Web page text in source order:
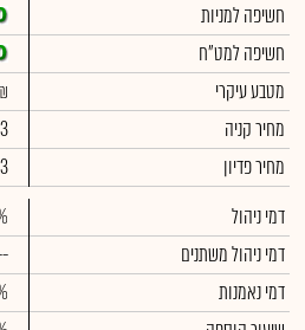
חשיפה למניות
חשיפה למט"ח
מטבע עיקרי
מחיר קניה
מחיר פדיון
דמי ניהול
דמי ניהול משתנים
דמי נאמנות